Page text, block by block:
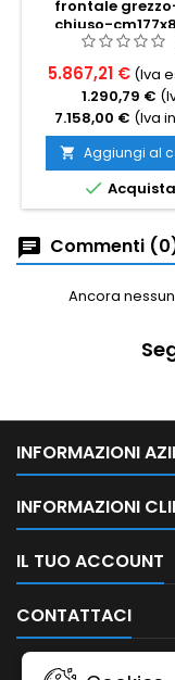
frontale
chiuso-
5.867,21 € (Iva
1.290,79 €
7.158,00 € (Iva
 Aggiungi al

Commenti
Ancora
INFORMAZIONI
INFORMAZIONI
IL TUO ACCOUNT
CONTATTACI